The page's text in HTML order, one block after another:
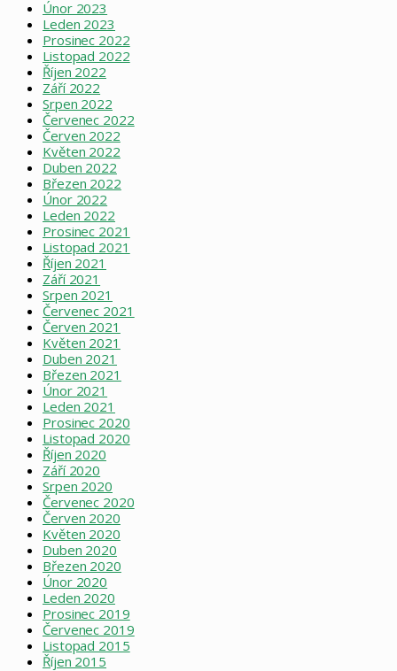
Únor 2023
Leden 2023
Prosinec 2022
Listopad 2022
Říjen 2022
Září 2022
Srpen 2022
Červenec 2022
Červen 2022
Květen 2022
Duben 2022
Březen 2022
Únor 2022
Leden 2022
Prosinec 2021
Listopad 2021
Říjen 2021
Září 2021
Srpen 2021
Červenec 2021
Červen 2021
Květen 2021
Duben 2021
Březen 2021
Únor 2021
Leden 2021
Prosinec 2020
Listopad 2020
Říjen 2020
Září 2020
Srpen 2020
Červenec 2020
Červen 2020
Květen 2020
Duben 2020
Březen 2020
Únor 2020
Leden 2020
Prosinec 2019
Červenec 2019
Listopad 2015
Říjen 2015